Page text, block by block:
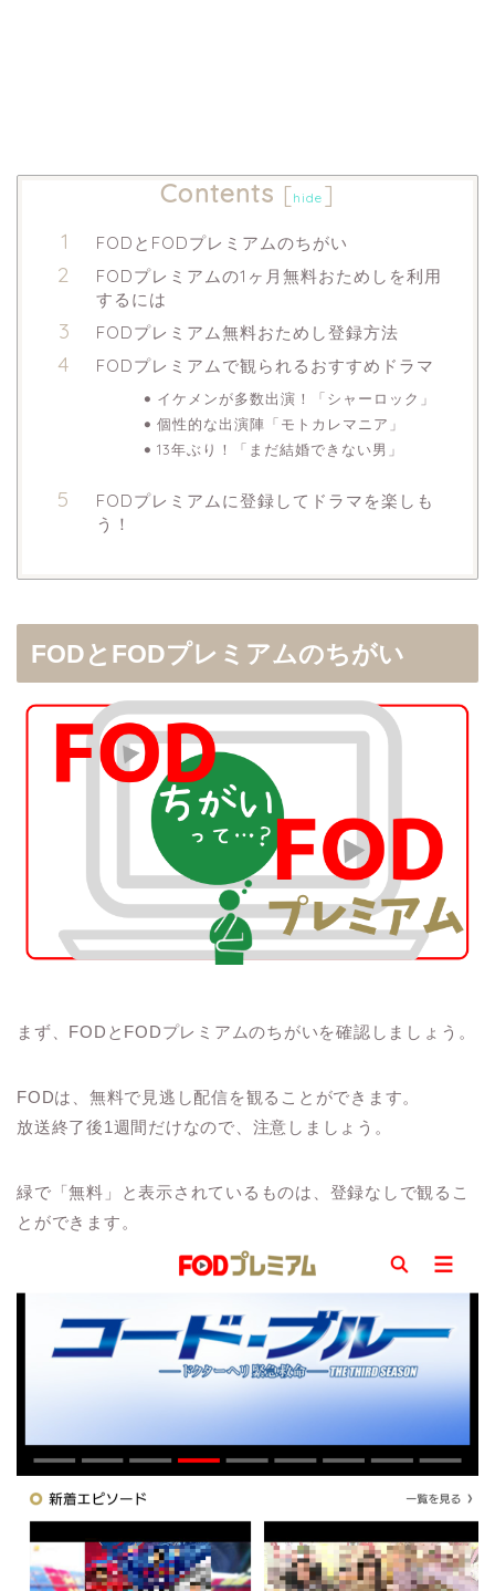
Contents [hide ]
FODとFODプレミアムのちがい
FODプレミアムの1ヶ月無料おためしを利用
するには
FODプレミアム無料おためし登録方法
FODプレミアムで観られるおすすめドラマ
イケメンが多数出演！「シャーロック」
個性的な出演陣「モトカレマニア」
13年ぶり！「まだ結婚できない男」
FODプレミアムに登録してドラマを楽しも
う！
FODとFODプレミアムのちがい
まず、FODとFODプレミアムのちがいを確認しましょう。
FODは、無料で見逃し配信を観ることができます。
放送終了後1週間だけなので、注意しましょう。
緑で「無料」と表示されているものは、登録なしで観るこ
とができます。